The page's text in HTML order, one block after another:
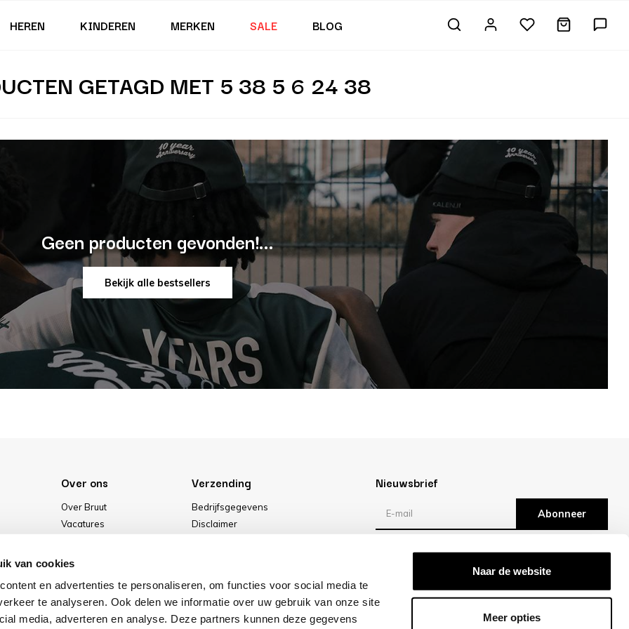
van cookies
en advertenties te personaliseren, om functies voor social media te
te analyseren. Ook delen we informatie over uw gebruik van onze site
media, adverteren en analyse. Deze partners kunnen deze gegevens
Naar de website
Meer opties
HEREN KINDEREN MERKEN SALE BLOG
GETAGD MET 5 38 5 6 24 38
Geen producten gevonden!...
Bekijk alle bestsellers
Over ons
Over Bruut
Vacatures
Onze winkel
Verzending
Bedrijfsgegevens
Disclaimer
Nieuwsbrief
Abonneer
Reviews
/10 -klantbeoordelingen